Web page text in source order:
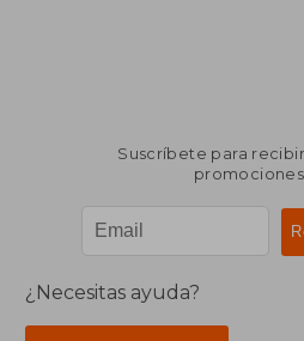
Suscríbete para
promociones
¿Necesitas ayuda?